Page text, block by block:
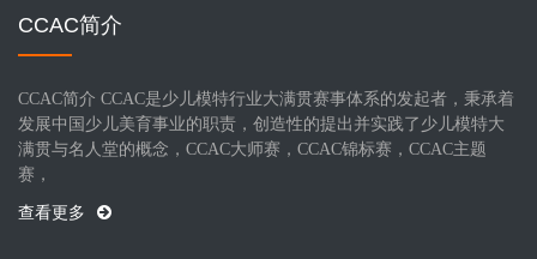
CCAC简介
CCAC简介 CCAC是少儿模特行业大满贯赛事体系的发起者，秉承着
发展中国少儿美育事业的职责，创造性的提出并实践了少儿模特大
满贯与名人堂的概念，CCAC大师赛，CCAC锦标赛，CCAC主题
赛，
查看更多